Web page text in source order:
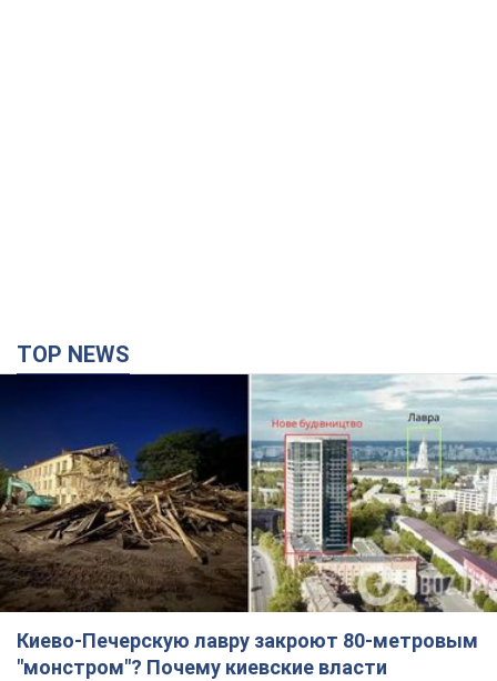
TOP NEWS
Киево-Печерскую лавру закроют 80-метровым
"монстром"? Почему киевские власти